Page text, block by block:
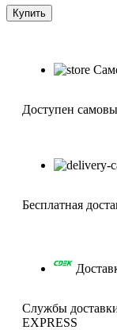
Доступен
Бесплатная
Службы
EXPRESS